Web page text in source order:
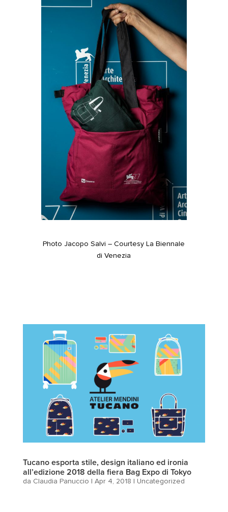
Photo Jacopo Salvi – Courtesy La Biennale
di Venezia
Tucano esporta stile, design italiano ed ironia
all’edizione 2018 della fiera Bag Expo di Tokyo
da Claudia Panuccio | Apr 4, 2018 | Uncategorized